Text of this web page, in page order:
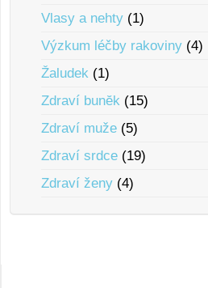
Vlasy a nehty (1)
Výzkum léčby rakoviny (4)
Žaludek (1)
Zdraví bunĕk (15)
Zdraví muže (5)
Zdraví srdce (19)
Zdraví ženy (4)